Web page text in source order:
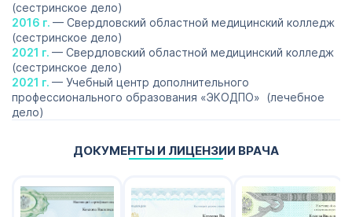
(сестринское дело)
2016 г. — Свердловский областной медицинский колледж
(сестринское дело)
2021 г. — Свердловский областной медицинский колледж
(сестринское дело)
2021 г. — Учебный центр дополнительного
профессионального образования «ЭКОДПО» (лечебное
дело)
ДОКУМЕНТЫ И ЛИЦЕНЗИИ ВРАЧА